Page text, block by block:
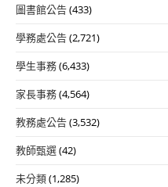
圖書館公告(433)
學務處公告(2,721)
學生事務(6,433)
家長事務(4,564)
教務處公告(3,532)
教師甄選(42)
未分類(1,285)